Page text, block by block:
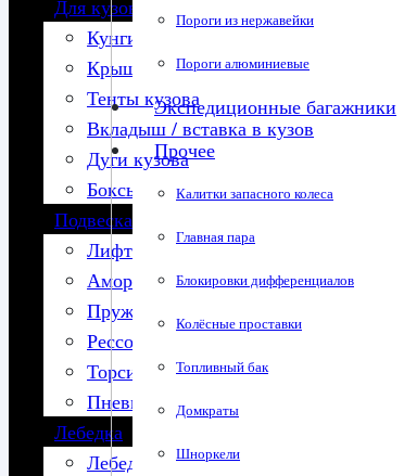
Пороги из нержавейки
Пороги алюминиевые
Экспедиционные багажники
Прочее
Калитки запасного колеса
Главная пара
Блокировки дифференциалов
Колёсные проставки
Топливный бак
Домкраты
Шноркели
Для кузова
Кунги
Крышки кузова
Тенты кузова
Вкладыш / вставка в кузов
Дуги кузова
Боксы в кузов
Подвеска
Лифт-комплекты
Амортизаторы
Пружины
Рессоры
Торсионы
Пневмоподвеска
Лебедка
Лебедки